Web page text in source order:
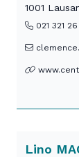
1001
021 321
Lino